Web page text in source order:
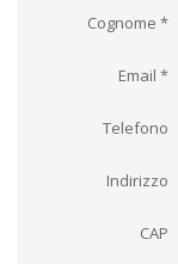
Cognome *
Email *
Telefono
Indirizzo
CAP